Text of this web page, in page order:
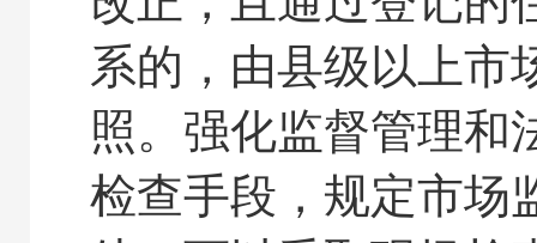
系的，由县级以上市
照。强化监督管理和
检查手段，规定市场